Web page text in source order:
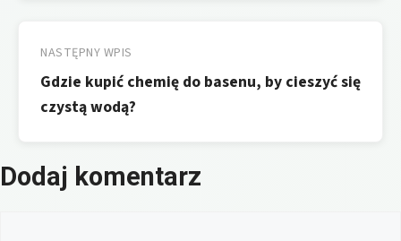
NASTĘPNY WPIS
Gdzie kupić chemię do basenu, by cieszyć się
czystą wodą?
Dodaj komentarz